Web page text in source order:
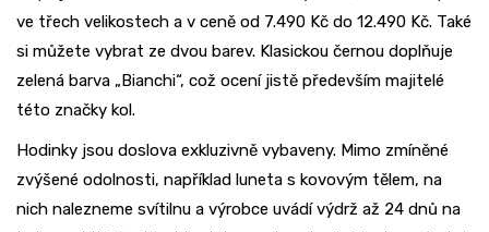
ve třech velikostech a v ceně od 7.490 Kč do 12.490 Kč. Také
si můžete vybrat ze dvou barev. Klasickou černou doplňuje
zelená barva „Bianchi“, což ocení jistě především majitelé
této značky kol.
Hodinky jsou doslova exkluzivně vybaveny. Mimo zmíněné
zvýšené odolnosti, například luneta s kovovým tělem, na
nich nalezneme svítilnu a výrobce uvádí výdrž až 24 dnů na